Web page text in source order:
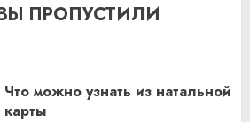
ПРОПУСТИЛИ
Что можно узнать из натальной
карты